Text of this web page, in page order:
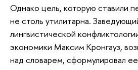
Однако цель, которую ставили
не столь утилитарна.
лингвистической
экономики Максим Кронгауз,
над словарем, сформулировал